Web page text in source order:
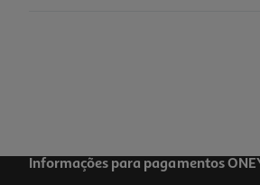
Informações para pagamentos